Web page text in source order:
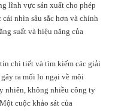
lĩnh vực sản xuất cho phép
nhìn sâu sắc hơn và chính
suất và hiệu năng của
chi tiết và tìm kiếm các giải
ra mối lo ngại về môi
nhiên, không nhiều công ty
cuộc khảo sát của